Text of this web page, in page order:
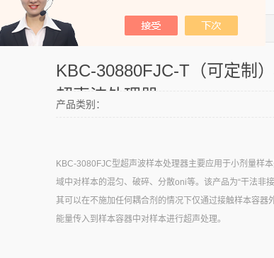
定制）非接触式超声波处理器
KBC-30880FJC-T（可定制
超声波处理器
产品类别：
KBC-3080FJC型超声波样本处理器主要应用于小剂量样
域中对样本的混匀、破碎、分散oni等。该产品为“干法非
其可以在不施加任何耦合剂的情况下仅通过接触样本容器
能量传入到样本容器中对样本进行超声处理。